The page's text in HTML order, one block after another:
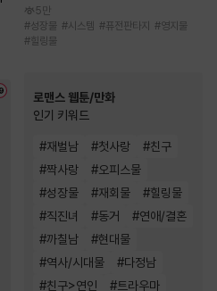
5만
#성장물 #시스템 #퓨전판타지 #영지물
#힐링물
로맨스 웹툰/만화
인기 키워드
#재벌남 #첫사랑 #친구
#짝사랑 #오피스물
#성장물 #재회물 #힐링물
#직진녀 #동거 #연애/결혼
#까칠남 #현대물
#역사/시대물 #다정남
#친구>연인 #트라우마